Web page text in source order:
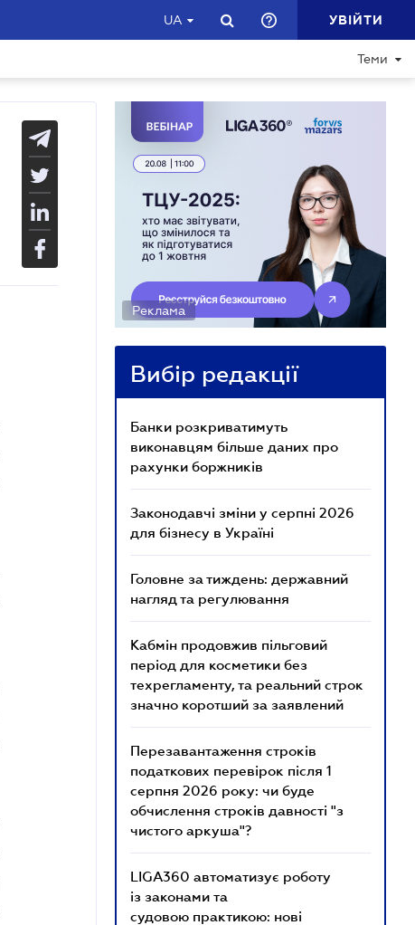
UA УВІЙТИ
Теми
Реклама
Вибір редакції
Банки розкриватимуть
виконавцям більше даних про
рахунки боржників
Законодавчі зміни у серпні 2026
для бізнесу в Україні
Головне за тиждень: державний
нагляд та регулювання
Кабмін продовжив пільговий
період для косметики без
техрегламенту, та реальний строк
значно коротший за заявлений
Перезавантаження строків
податкових перевірок після 1
серпня 2026 року: чи буде
обчислення строків давності "з
чистого аркуша"?
LIGA360 автоматизує роботу
із законами та
судовою практикою: нові